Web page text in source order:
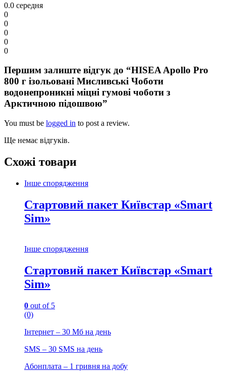
0.0 середня
0
0
0
0
0
Першим залиште відгук до “HISEA Apollo Pro
800 г ізольовані Мисливські Чоботи
водонепроникні міцні гумові чоботи з
Арктичною підошвою”
You must be logged in to post a review.
Ще немає відгуків.
Схожі товари
Інше спорядження
Стартовий пакет Київстар «Smart
Sim»
Інше спорядження
Стартовий пакет Київстар «Smart
Sim»
0 out of 5
(0)
Інтернет – 30 Мб на день
SMS – 30 SMS на день
Абонплата – 1 гривня на добу